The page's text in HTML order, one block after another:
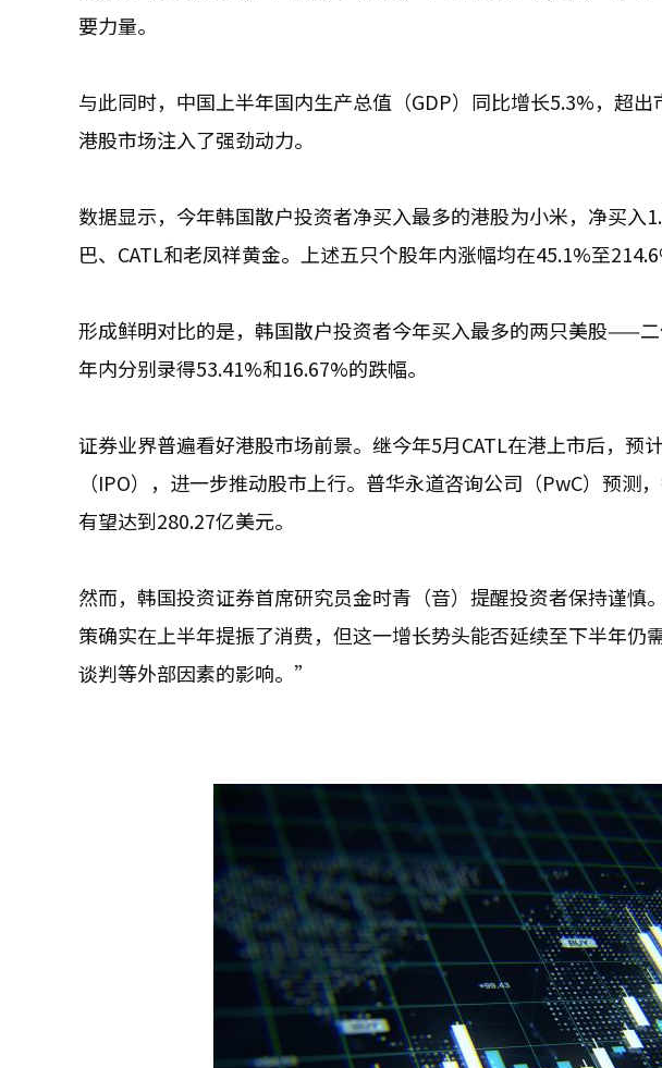
要力量。
与此同时，中国上半年国内生产总值（GDP）同比增长5.3%，超
港股市场注入了强劲动力。
数据显示，今年韩国散户投资者净买入最多的港股为小米，净买入
巴、CATL和老凤祥黄金。上述五只个股年内涨幅均在45.1%至
形成鲜明对比的是，韩国散户投资者今年买入最多的两只美股——
年内分别录得53.41%和16.67%的跌幅。
证券业界普遍看好港股市场前景。继今年5月CATL在港上市后，预
（IPO），进一步推动股市上行。普华永道咨询公司（PwC）预测
有望达到280.27亿美元。
然而，韩国投资证券首席研究员金时青（音）提醒投资者保持谨
策确实在上半年提振了消费，但这一增长势头能否延续至下半年仍
谈判等外部因素的影响。”